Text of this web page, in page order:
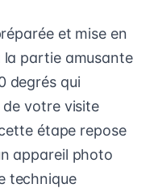
et mise en
la partie amusante
degrés qui
votre visite
étape repose
appareil photo
technique